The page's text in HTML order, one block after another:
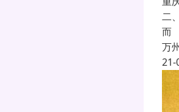
二
而
万
21-